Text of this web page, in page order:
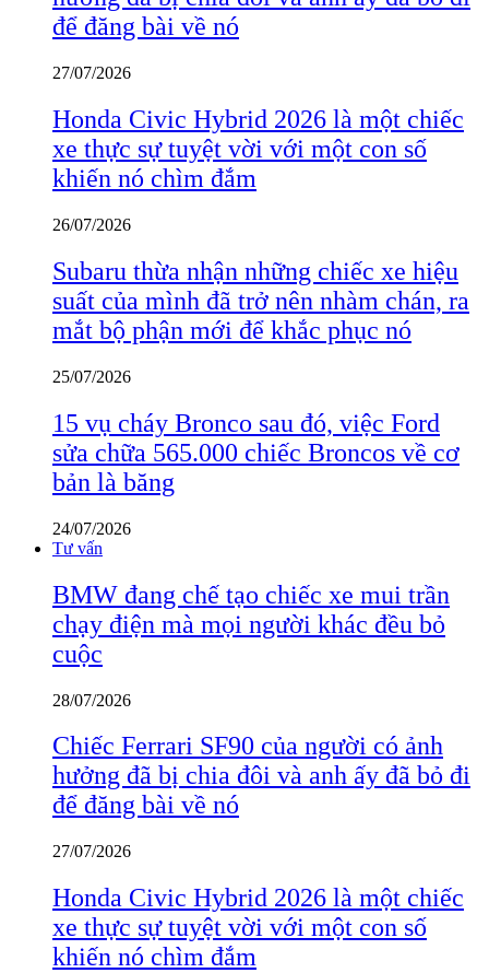
để đăng bài về nó
27/07/2026
Honda Civic Hybrid 2026 là một chiếc
xe thực sự tuyệt vời với một con số
khiến nó chìm đắm
26/07/2026
Subaru thừa nhận những chiếc xe hiệu
suất của mình đã trở nên nhàm chán, ra
mắt bộ phận mới để khắc phục nó
25/07/2026
15 vụ cháy Bronco sau đó, việc Ford
sửa chữa 565.000 chiếc Broncos về cơ
bản là băng
24/07/2026
Tư vấn
BMW đang chế tạo chiếc xe mui trần
chạy điện mà mọi người khác đều bỏ
cuộc
28/07/2026
Chiếc Ferrari SF90 của người có ảnh
hưởng đã bị chia đôi và anh ấy đã bỏ đi
để đăng bài về nó
27/07/2026
Honda Civic Hybrid 2026 là một chiếc
xe thực sự tuyệt vời với một con số
khiến nó chìm đắm